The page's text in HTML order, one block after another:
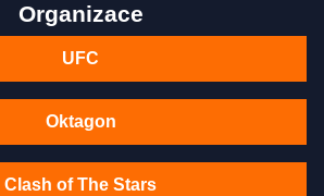
Organizace
UFC
Oktagon
Clash of The Stars